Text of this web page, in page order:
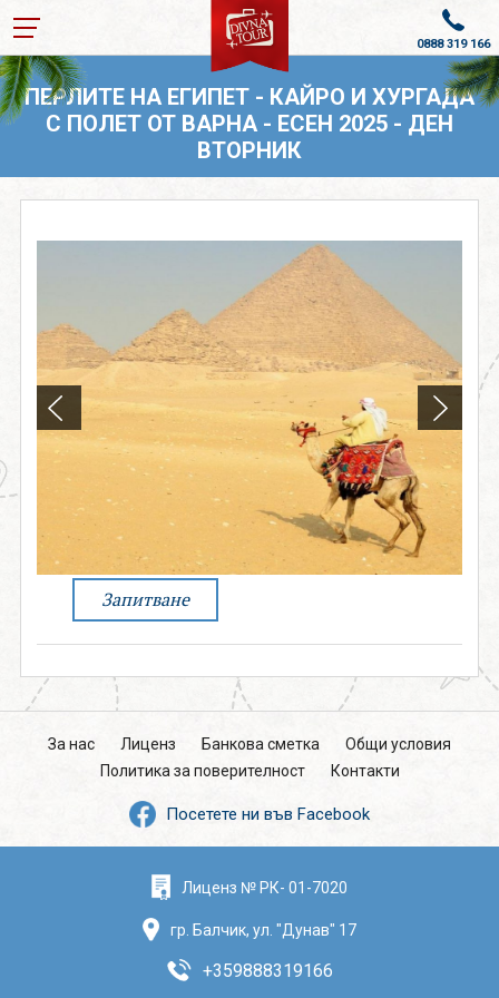
0888 319 166
ПОЧИВКИ В ТУРЦИЯ 2026
ПОЧИВКИ ОТ ВАРНА
КРУИЗИ С ВОДАЧ
ПОЧИВКИ И ЕКСКУРЗИИ
ОЩЕ
За нас
Лиценз
Банкова сметка
Общи условия
поверителност
Контакти
0888 319166 Запитване
СВЪРЖИ СЕ С НАС
ПЕРЛИТЕ НА ЕГИПЕТ - КАЙРО И ХУРГАДА
С ПОЛЕТ ОТ ВАРНА - ЕСЕН 2025 - ДЕН
ВТОРНИК
Запитване
За нас Лиценз Банкова сметка
Общи условия
Политика за поверителност
Контакти
Посетете ни във Facebook
Лиценз № РК- 01-7020
гр. Балчик, ул. "Дунав" 17
+359888319166